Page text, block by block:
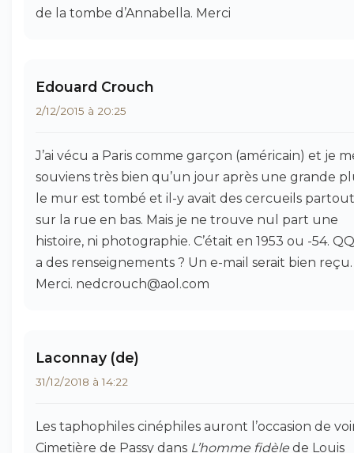
de la tombe d’Annabella. Merci
Edouard Crouch
2/12/2015 à 20:25
J’ai vécu a Paris comme garçon (américain) et je
souviens très bien qu’un jour après une grande
le mur est tombé et il-y avait des cercueils partout
sur la rue en bas. Mais je ne trouve nul part une
histoire, ni photographie. C’était en 1953 ou -54.
a des renseignements ? Un e-mail serait bien reçu.
Merci. nedcrouch@aol.com
Laconnay (de)
31/12/2018 à 14:22
Les taphophiles cinéphiles auront l’occasion de
Cimetière de Passy dans L’homme fidèle de Louis